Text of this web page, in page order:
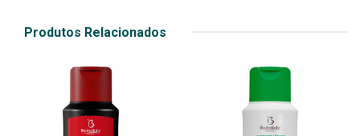
Produtos Relacionados